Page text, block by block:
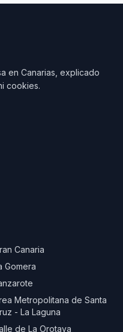
en Canarias, explicado
cookies.
Canaria
Gomera
Metropolitana de Santa
- La Laguna
de La Orotava